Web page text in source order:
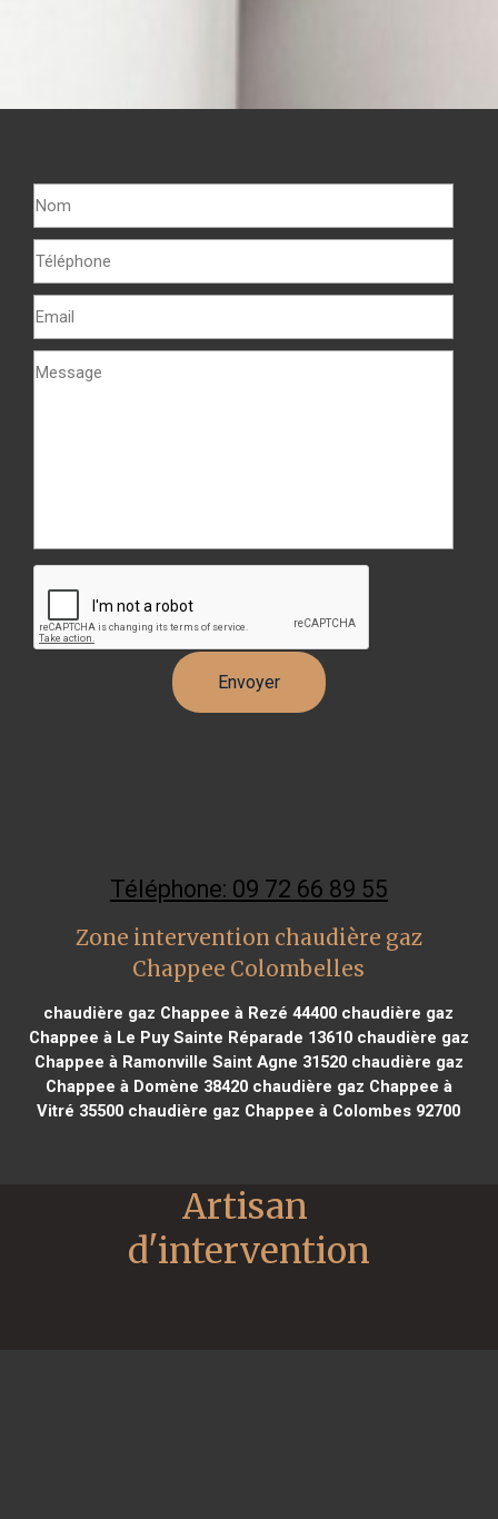
Téléphone: 09 72 66 89 55
Zone intervention chaudière gaz
Chappee Colombelles
chaudière gaz Chappee à Rezé 44400 chaudière gaz
Chappee à Le Puy Sainte Réparade 13610chaudière gaz
Chappee à Ramonville Saint Agne 31520chaudière gaz
Chappee à Domène 38420chaudière gaz Chappee à
Vitré 35500 chaudière gaz Chappee à Colombes 92700
Artisan
d'intervention